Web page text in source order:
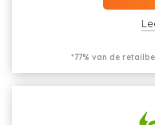
*77% van de